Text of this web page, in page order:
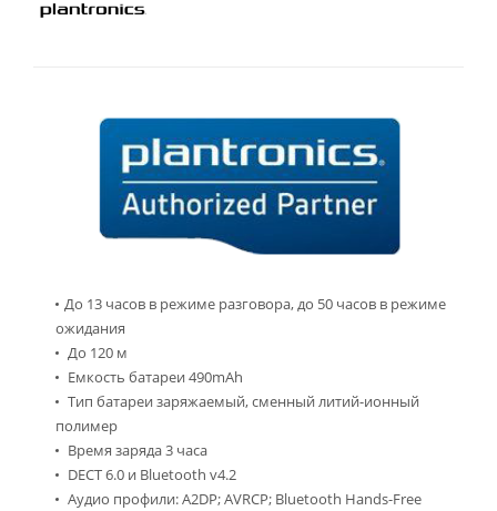
До 13 часов в режиме разговора, до 50 часов в режиме
ожидания
До 120 м
Емкость батареи 490mAh
Тип батареи заряжаемый, сменный литий-ионный
полимер
Время заряда 3 часа
DECT 6.0 и Bluetooth v4.2
Аудио профили: A2DP; AVRCP; Bluetooth Hands-Free